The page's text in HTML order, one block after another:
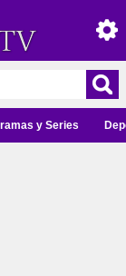
y Series